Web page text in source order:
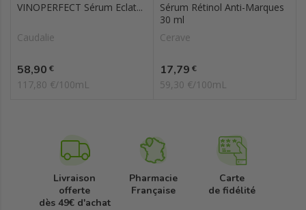
VINOPERFECT Sérum Eclat...
Caudalie
Prix
58,90 €
117,80 €/100mL
Sérum Rétinol Anti-Marques
30 ml
Cerave
Prix
17,79 €
59,30 €/100mL
Livraison
offerte
dès 49€ d'achat
Pharmacie
Française
Carte
de fidélité